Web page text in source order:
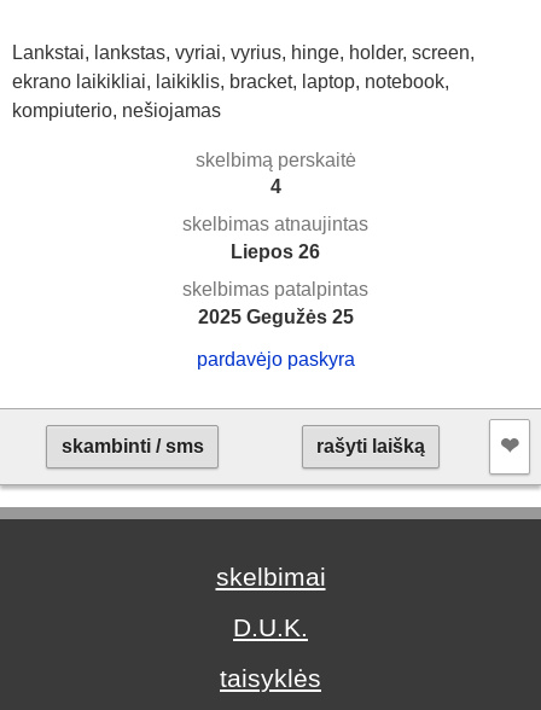
Lankstai, lankstas, vyriai, vyrius, hinge, holder, screen,
ekrano laikikliai, laikiklis, bracket, laptop, notebook,
kompiuterio, nešiojamas
skelbimą perskaitė
4
skelbimas atnaujintas
Liepos 26
skelbimas patalpintas
2025 Gegužės 25
pardavėjo paskyra
skambinti / sms rašyti laišką ❤︎
skelbimai
D.U.K.
taisyklės